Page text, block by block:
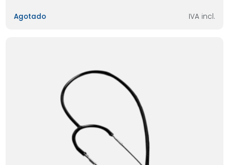
Agotado IVA incl.